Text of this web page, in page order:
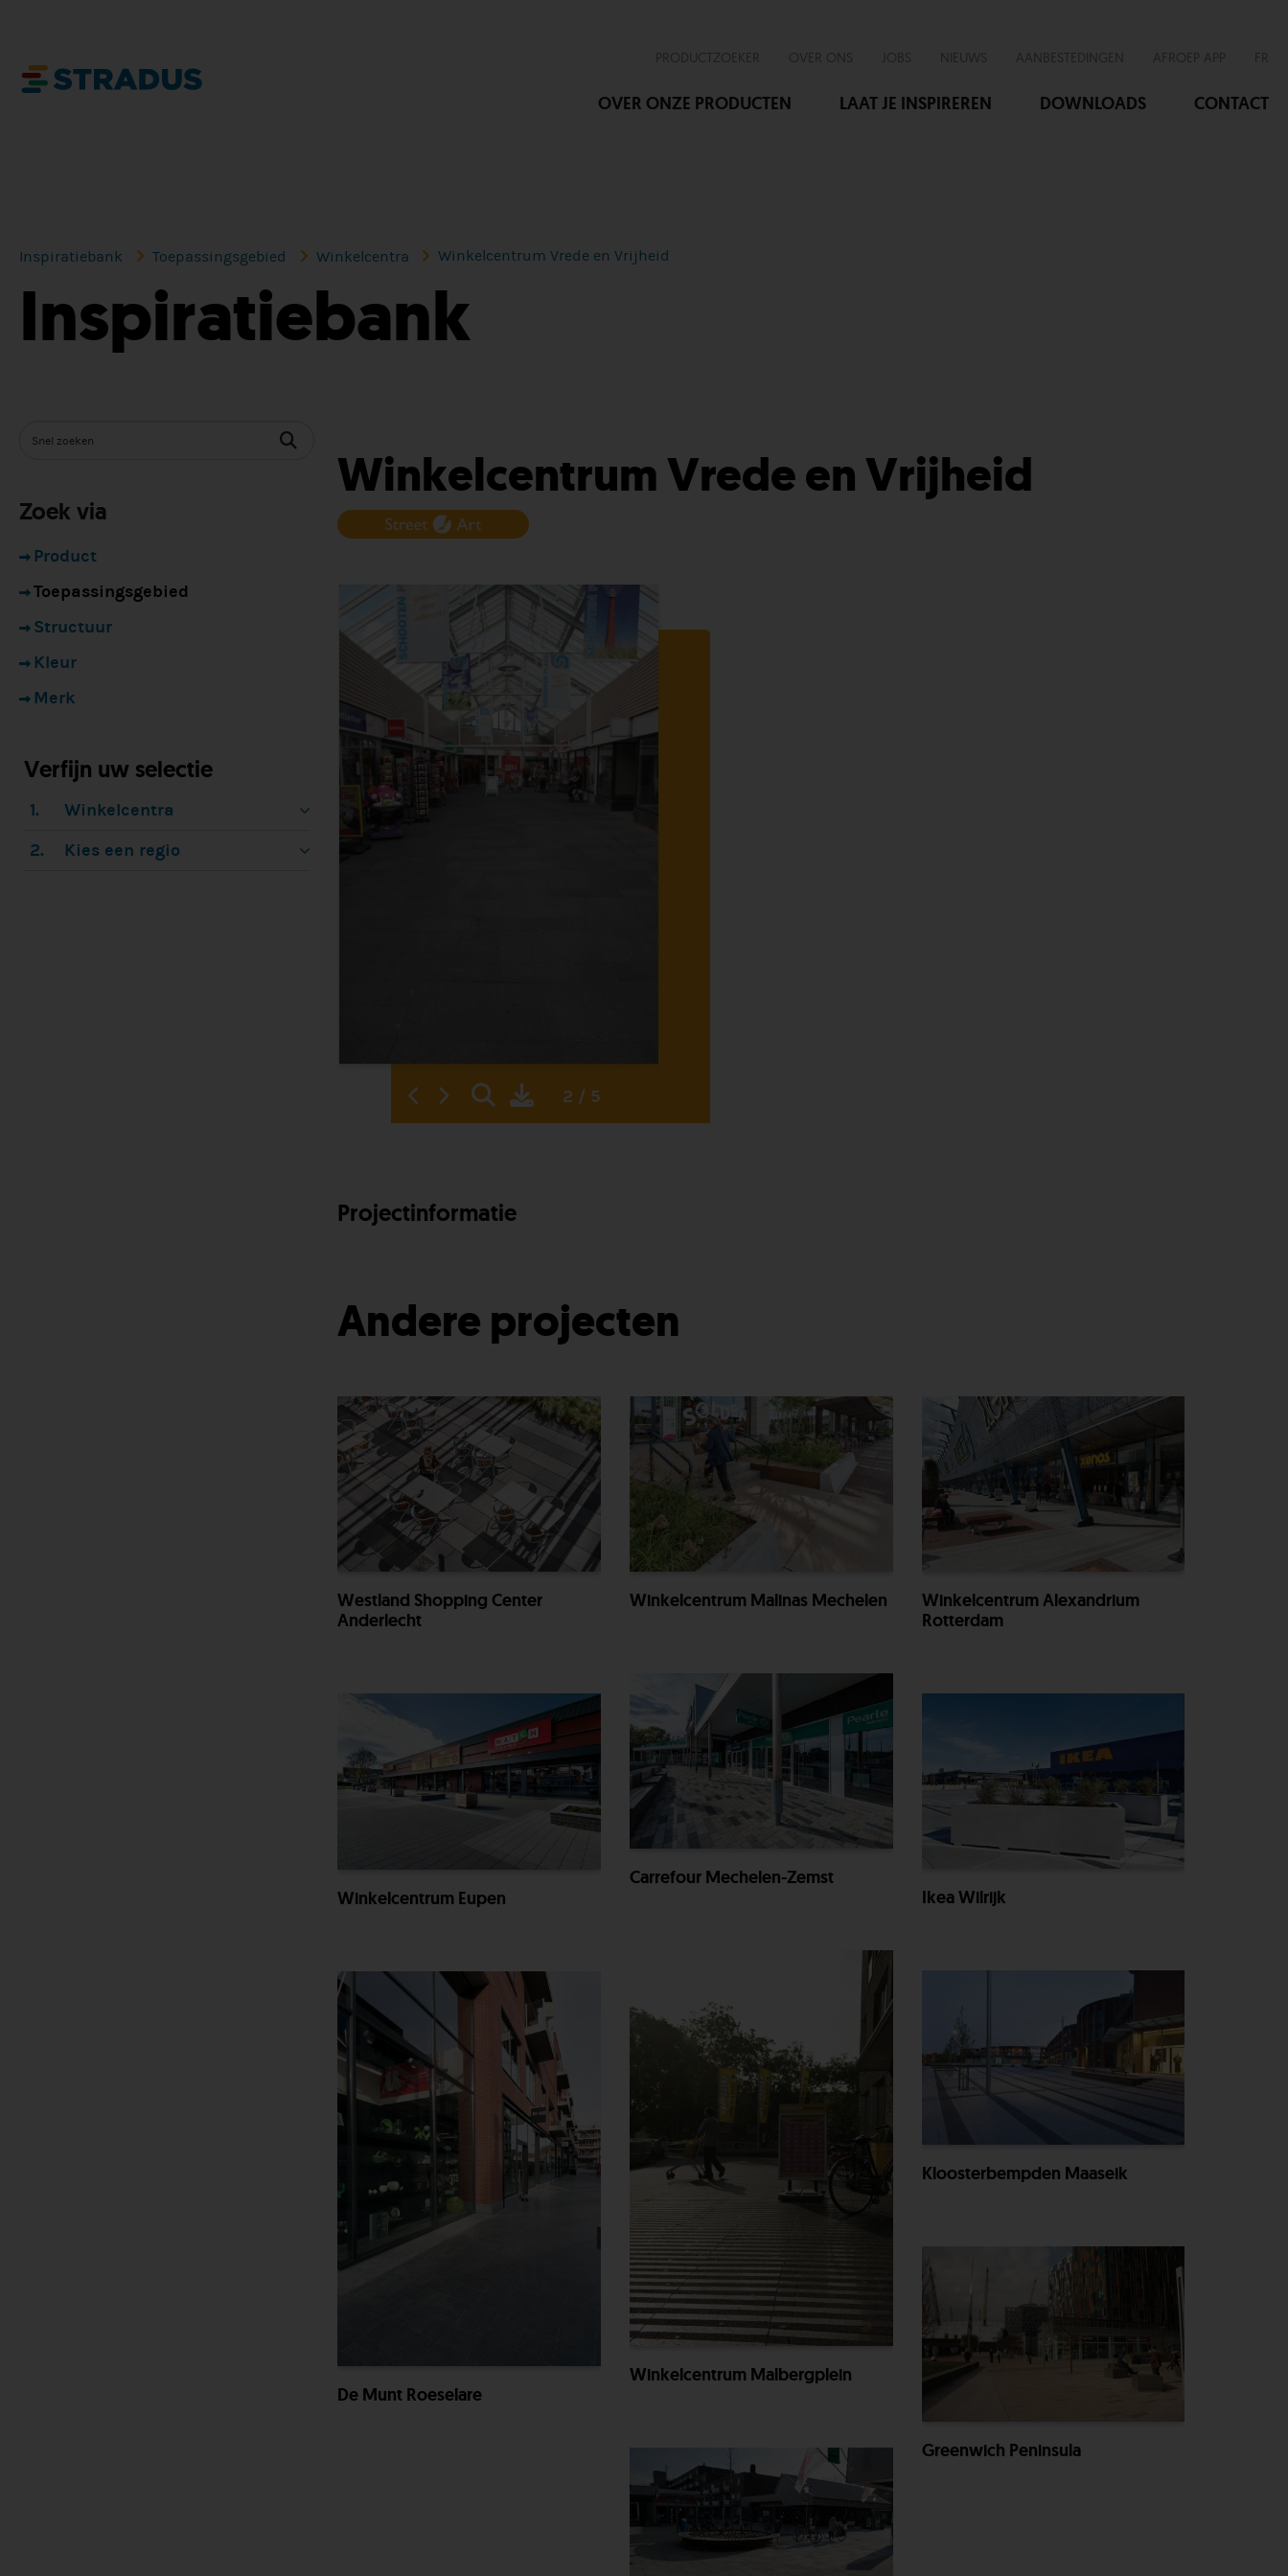
OVER ONZE PRODUCTEN LAAT JE INSPIREREN DOWNLOADS CONTACT
Inspiratiebank Toepassingsgebied Winkelcentra Winkelcentrum Vrede en Vrijheid
Inspiratiebank
Zoek via
Product
Toepassingsgebied
Structuur
Kleur
Merk
Verfijn uw selectie
1.
Winkelcentra
2.
Kies een regio
Winkelcentrum Vrede en Vrijheid
2 / 5
Projectinformatie
Andere projecten
Westland Shopping Center
Anderlecht
Winkelcentrum Malinas Mechelen
Winkelcentrum Alexandrium
Rotterdam
Carrefour Mechelen-Zemst
Ikea Wilrijk
Winkelcentrum Eupen
Winkelcentrum Malbergplein
Kloosterbempden Maaseik
De Munt Roeselare
Greenwich Peninsula